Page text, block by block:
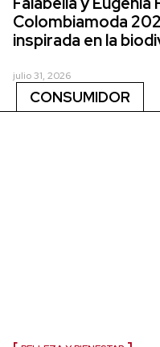
Colombiamoda
inspirada en la
julio 31, 2026
CONSUMIDOR